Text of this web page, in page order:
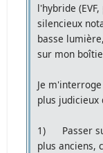
l'hybride
silencieux
basse
sur mon
Je
plus judicieux
1) Passer
plus anciens,